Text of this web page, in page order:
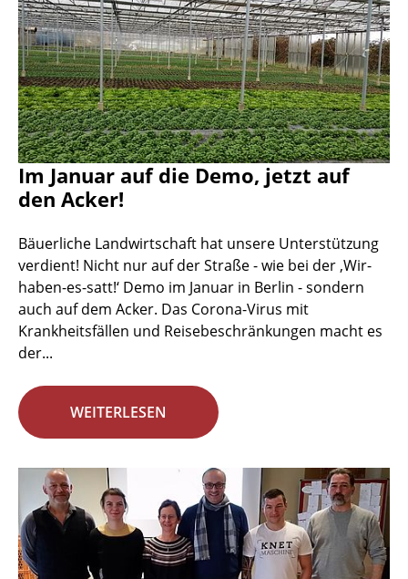
Im Januar auf die Demo, jetzt auf
den Acker!
Bäuerliche Landwirtschaft hat unsere Unterstützung
verdient! Nicht nur auf der Straße - wie bei der ‚Wir-
haben-es-satt!‘ Demo im Januar in Berlin - sondern
auch auf dem Acker. Das Corona-Virus mit
Krankheitsfällen und Reisebeschränkungen macht es
der...
WEITERLESEN